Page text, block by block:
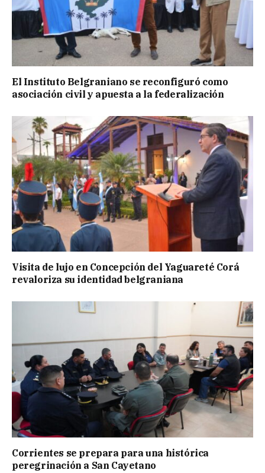
El Instituto Belgraniano se reconfiguró como
asociación civil y apuesta a la federalización
Visita de lujo en Concepción del Yaguareté Corá
revaloriza su identidad belgraniana
Corrientes se prepara para una histórica
peregrinación a San Cayetano